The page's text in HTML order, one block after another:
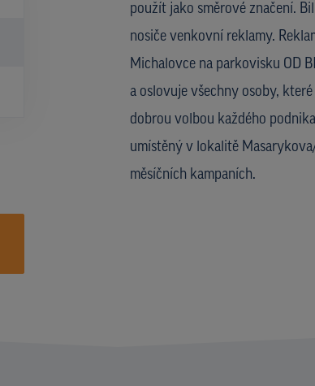
použít jako směrové značení.
nosiče venkovní reklamy.
Michalovce na parkovisku OD
a oslovuje všechny osoby,
dobrou volbou každého
umístěný v lokalitě
měsíčních kampaních.